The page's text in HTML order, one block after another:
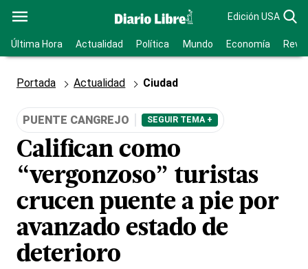
Edición USA
Última Hora Actualidad Política Mundo Economía
Portada Actualidad Ciudad
PUENTE CANGREJO SEGUIR TEMA +
Califican como
“vergonzoso” turistas
crucen puente a pie por
avanzado estado de
deterioro